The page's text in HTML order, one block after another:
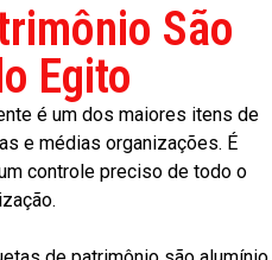
São
Egito
é um dos maiores itens de
e médias organizações. É
controle preciso de todo o